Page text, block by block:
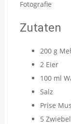
Zutaten
200 g
2 Eier
100 ml
Salz
Prise
5